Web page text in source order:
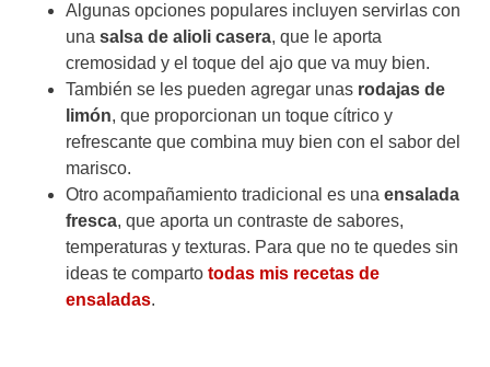
Algunas opciones populares incluyen servirlas con
una salsa de alioli casera, que le aporta
cremosidad y el toque del ajo que va muy bien.
También se les pueden agregar unas rodajas de
limón, que proporcionan un toque cítrico y
refrescante que combina muy bien con el sabor del
marisco.
Otro acompañamiento tradicional es una ensalada
fresca, que aporta un contraste de sabores,
temperaturas y texturas. Para que no te quedes sin
ideas te comparto todas mis recetas de
ensaladas.